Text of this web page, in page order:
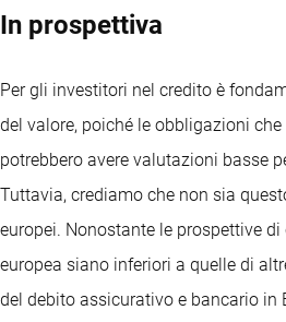
In prospettiva
Per gli investitori nel credito è
del valore, poiché le obbligazioni
potrebbero avere valutazioni basse
Tuttavia, crediamo che non sia
europei. Nonostante le prospettive di
europea siano inferiori a quelle di
del debito assicurativo e bancario in